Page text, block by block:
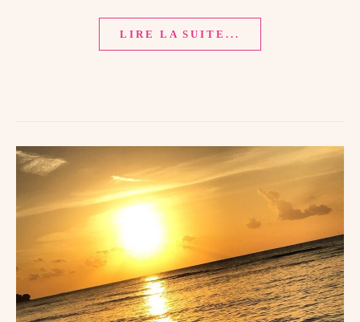
LIRE LA SUITE...